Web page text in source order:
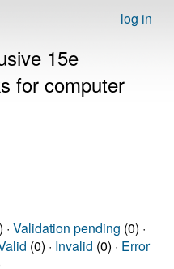
log in
15e
for computer
Validation pending (0) ·
(0) · Invalid (0) · Error